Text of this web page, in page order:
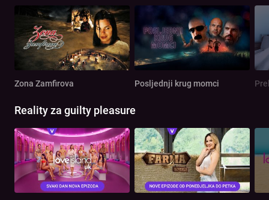
Zona Zamfirova Posljednji krug momci
Reality za guilty pleasure